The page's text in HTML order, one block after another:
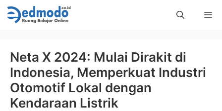
Skip
to
Neta X 2024: Mulai Dirakit di
Indonesia, Memperkuat Industri
Otomotif Lokal dengan
Kendaraan Listrik